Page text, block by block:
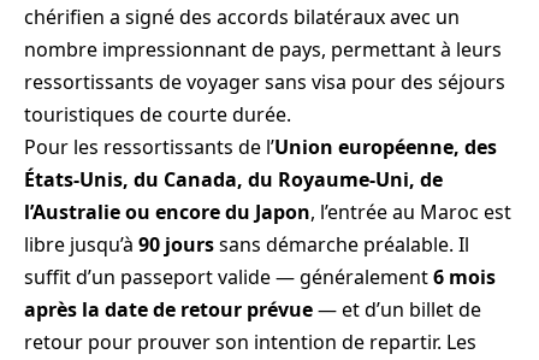
chérifien a signé des accords bilatéraux avec un
nombre impressionnant de pays, permettant à leurs
ressortissants de voyager sans visa pour des séjours
touristiques de courte durée.
Pour les ressortissants de l’Union européenne, des
États-Unis, du Canada, du Royaume-Uni, de
l’Australie ou encore du Japon, l’entrée au Maroc est
libre jusqu’à 90 jourssans démarche préalable. Il
suffit d’un passeport valide — généralement6 mois
après la date de retour prévue— et d’un billet de
retour pour prouver son intention de repartir. Les